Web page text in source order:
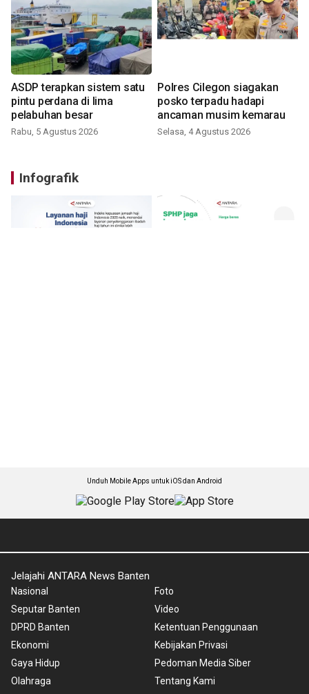
ASDP terapkan sistem satu
pintu perdana di lima
pelabuhan besar
Rabu, 5 Agustus 2026
Polres Cilegon siagakan
posko terpadu hadapi
ancaman musim kemarau
Selasa, 4 Agustus 2026
Infografik
Unduh Mobile Apps untuk iOS dan Android
Jelajahi ANTARA News Banten
Nasional
Seputar Banten
DPRD Banten
Ekonomi
Gaya Hidup
Olahraga
Foto
Video
Ketentuan Penggunaan
Kebijakan Privasi
Pedoman Media Siber
Tentang Kami